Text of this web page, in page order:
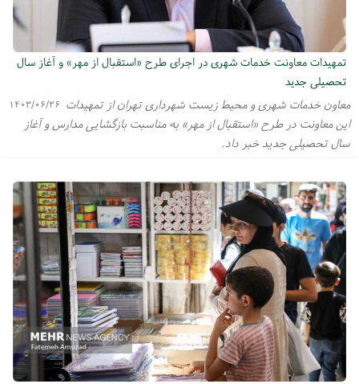
تمهیدات معاونت خدمات شهری در اجرای طرح «استقبال از مهر» و آغاز سال
تحصیلی جدید
۱۴۰۳/۰۶/۲۶ معاون خدمات شهری و محیط زیست شهرداری تهران از تمهیدات
این معاونت در طرح «استقبال از مهر» به مناسبت بازگشایی مدارس و آغاز
سال تحصیلی جدید خبر داد.